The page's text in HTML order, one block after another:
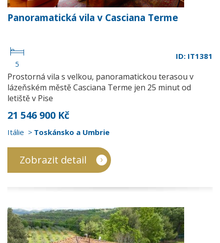
Panoramatická vila v Casciana Terme
5
ID: IT1381
Prostorná vila s velkou, panoramatickou terasou v
lázeňském městě Casciana Terme jen 25 minut od
letiště v Pise
21 546 900 Kč
Itálie Toskánsko a Umbrie
Zobrazit detail